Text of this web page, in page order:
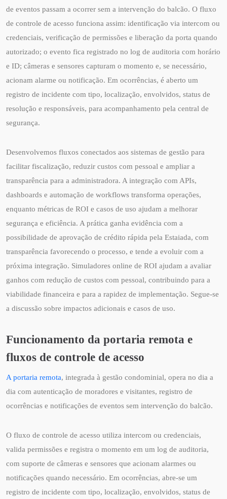
de eventos passam a ocorrer sem a intervenção do balcão. O fluxo
de controle de acesso funciona assim: identificação via intercom ou
credenciais, verificação de permissões e liberação da porta quando
autorizado; o evento fica registrado no log de auditoria com horário
e ID; câmeras e sensores capturam o momento e, se necessário,
acionam alarme ou notificação. Em ocorrências, é aberto um
registro de incidente com tipo, localização, envolvidos, status de
resolução e responsáveis, para acompanhamento pela central de
segurança.
Desenvolvemos fluxos conectados aos sistemas de gestão para
facilitar fiscalização, reduzir custos com pessoal e ampliar a
transparência para a administradora. A integração com APIs,
dashboards e automação de workflows transforma operações,
enquanto métricas de ROI e casos de uso ajudam a melhorar
segurança e eficiência. A prática ganha evidência com a
possibilidade de aprovação de crédito rápida pela Estaiada, com
transparência favorecendo o processo, e tende a evoluir com a
próxima integração. Simuladores online de ROI ajudam a avaliar
ganhos com redução de custos com pessoal, contribuindo para a
viabilidade financeira e para a rapidez de implementação. Segue-se
a discussão sobre impactos adicionais e casos de uso.
Funcionamento da portaria remota e
fluxos de controle de acesso
A portaria remota, integrada à gestão condominial, opera no dia a
dia com autenticação de moradores e visitantes, registro de
ocorrências e notificações de eventos sem intervenção do balcão.
O fluxo de controle de acesso utiliza intercom ou credenciais,
valida permissões e registra o momento em um log de auditoria,
com suporte de câmeras e sensores que acionam alarmes ou
notificações quando necessário. Em ocorrências, abre-se um
registro de incidente com tipo, localização, envolvidos, status de